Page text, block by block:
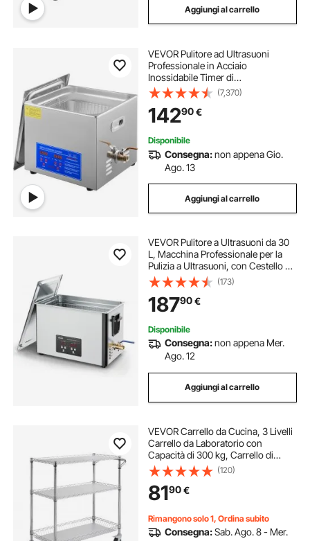
Aggiungi al carrello
VEVOR Pulitore ad Ultrasuoni
Professionale in Acciaio
Inossidabile Timer di
Riscaldamento Digitale Pulizia di
Gioielli per Uso Domestico
Personale Commerciale 15L
(7,370)
14290€
Disponibile
Consegna:non appena Gio.
Ago. 13
Aggiungi al carrello
VEVOR Pulitore a Ultrasuoni da 30
L, Macchina Professionale per la
Pulizia a Ultrasuoni, con Cestello di
Pulizia e Schermo Digitale, in
Acciaio Inossidabile da 480 W e 40
kHz per Parti, Carburatori
(173)
18790€
Disponibile
Consegna:non appena Mer.
Ago. 12
Aggiungi al carrello
VEVOR Carrello da Cucina, 3 Livelli
Carrello da Laboratorio con
Capacità di 300 kg, Carrello di
Servizio Telaio Cromato, Carrello
Portaoggetti, Carrello di Trasporto
6 Ganci, per Uso Interno Esterno
(120)
8190€
Rimangono solo 1, Ordina subito
Consegna:Sab. Ago. 8 - Mer.